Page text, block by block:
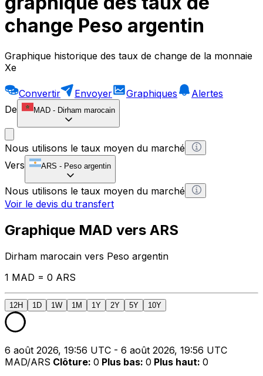
change Peso argentin
Graphique historique des taux de change de la monnaie
Xe
Convertir Envoyer Graphiques
Alertes
De
MAD - Dirham marocain
Nous utilisons le taux moyen du marché
Vers
ARS - Peso argentin
Nous utilisons le taux moyen du marché
Voir le devis du transfert
Graphique MAD vers ARS
Dirham marocain vers Peso argentin
1 MAD = 0 ARS
12H 1D 1W 1M 1Y 2Y 5Y 10Y
6 août 2026, 19:56 UTC - 6 août 2026, 19:56 UTC
MAD/ARS Clôture: 0 Plus bas: 0 Plus haut: 0